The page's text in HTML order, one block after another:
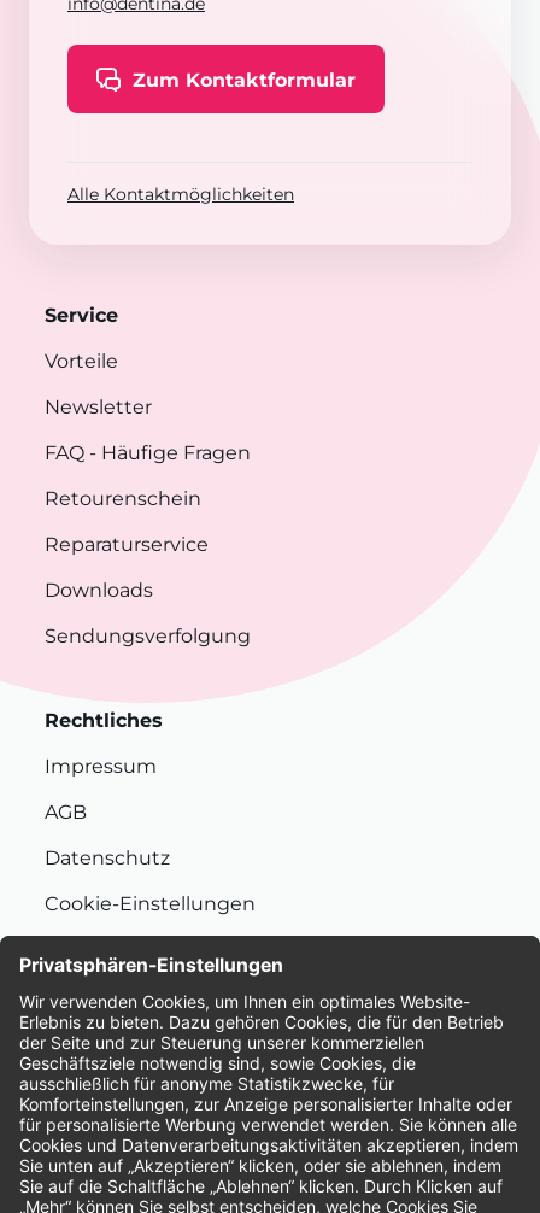
Zum Kontaktformular
Alle Kontaktmöglichkeiten
Service
Vorteile
Newsletter
FAQ - Häufige Fragen
Retourenschein
Reparaturservice
Downloads
Sendungsverfolgung
Rechtliches
Impressum
AGB
Datenschutz
Cookie-Einstellungen
Bewertungen